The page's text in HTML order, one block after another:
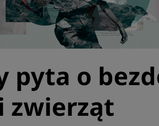
pyta o
zwierząt